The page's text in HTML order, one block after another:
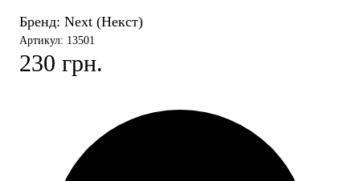
Бренд: Next (Некст)
Артикул: 13501
230 грн.